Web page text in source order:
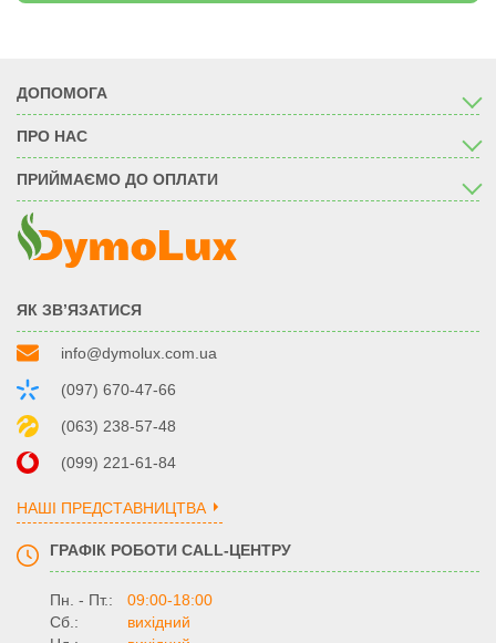
ДОПОМОГА
ПРО НАС
ПРИЙМАЄМО ДО ОПЛАТИ
ЯК ЗВ’ЯЗАТИСЯ
info@dymolux.com.ua
(097) 670-47-66
(063) 238-57-48
(099) 221-61-84
НАШІ ПРЕДСТАВНИЦТВА
ГРАФІК РОБОТИ CALL-ЦЕНТРУ
Пн. - Пт.:
09:00-18:00
Сб.:
вихідний